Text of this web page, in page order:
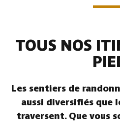
TOUS NOS
Les sentiers de
aussi diversifiés que
traversent. Que vous